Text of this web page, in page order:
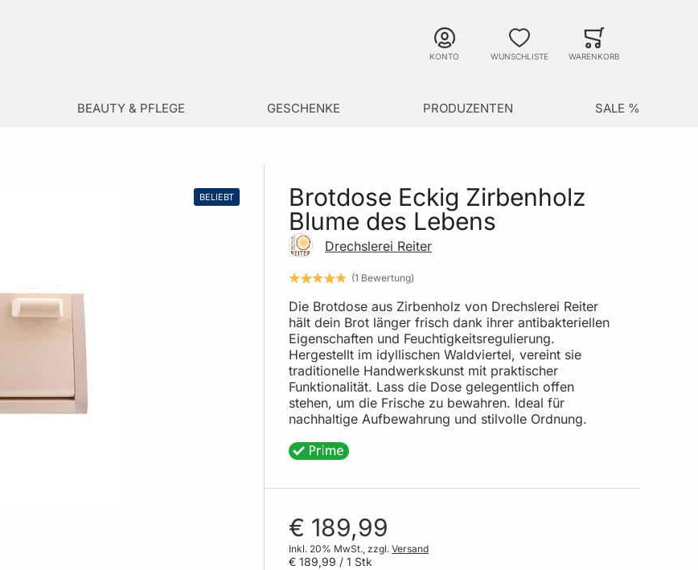
KONTO WUNSCHLISTE WARENKORB
BEAUTY & PFLEGE GESCHENKE PRODUZENTEN SALE %
BELIEBT
Brotdose Eckig Zirbenholz
Blume des Lebens
Drechslerei Reiter
1 Bewertung
Die Brotdose aus Zirbenholz von Drechslerei Reiter
hält dein Brot länger frisch dank ihrer antibakteriellen
Eigenschaften und Feuchtigkeitsregulierung.
Hergestellt im idyllischen Waldviertel, vereint sie
traditionelle Handwerkskunst mit praktischer
Funktionalität. Lass die Dose gelegentlich offen
stehen, um die Frische zu bewahren. Ideal für
nachhaltige Aufbewahrung und stilvolle Ordnung.
€ 189,99
Inkl. 20% MwSt., zzgl. Versand
€ 189,99 / 1 Stk